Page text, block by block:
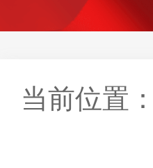
当前位置：